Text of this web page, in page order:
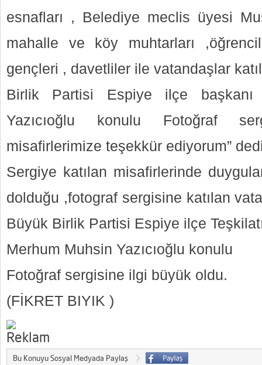
esnafları , Belediye meclis üyesi
mahalle ve köy muhtarları
gençleri , davetliler ile vatandaşlar
Birlik Partisi Espiye ilçe başkanı
Yazıcıoğlu konulu Fotoğraf
misafirlerimize teşekkür ediyorum”
Sergiye katılan misafirlerinde
dolduğu ,fotograf sergisine katılan
Büyük Birlik Partisi Espiye ilçe
Merhum Muhsin Yazıcıoğlu konulu
Fotoğraf sergisine ilgi büyük oldu.
(FİKRET BIYIK )
Bu Konuyu Sosyal Medyada Paylaş